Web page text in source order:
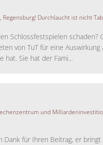
Regensburg! Durchlaucht ist nicht
Schlossfestspielen schaden?
von TuT für eine Auswirkung
hat. Sie hat der Fami...
und
Dank für Ihren Beitrag, er